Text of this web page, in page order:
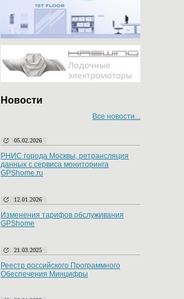
Новости
Все новости...
05.02.2026
РНИС города Москвы, ретрансляция
данных с сервиса мониторинга
GPShome.ru
12.01.2026
Изменения тарифов обслуживания
GPShome
21.03.2025
Реестр российского Программного
Обеспечения Минцифры